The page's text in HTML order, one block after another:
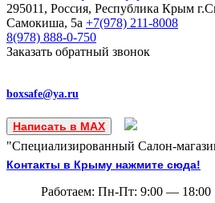
295011, Россия, Республика Крым
Самокиша, 5а +7(978) 211-8008
8(978) 888-0-750
Заказать обратный звонок
boxsafe@ya.ru
Написать в MAX
"Специализированный Салон-
Контакты в Крыму нажмите сюда!
Работаем: Пн-Пт: 9:00 — 18:00 |